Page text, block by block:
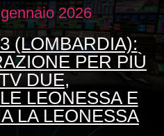
2026
(LOMBARDIA):
PER PIÙ
DUE,
LEONESSA E
LA LEONESSA